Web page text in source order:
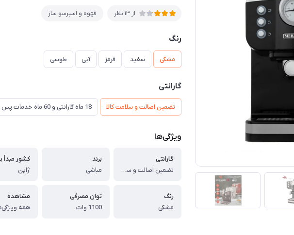
از 13 نظر قهوه و اسپرسو ساز
رنگ
مشکی سفید قرمز آبی طوسی
گارانتی
تضمین اصالت و سلامت کالا 18 ماه گارانتی و 60 ماه خدمات پس از فروش و ضمانت تعویض
ویژگی‌ها
گارانتی
تضمین اصالت و سلامت کالا (اورجینال)
برند
مباشی
کشور مبدأ
ژاپن
رنگ
مشکی
توان مصرفی
1100 وات
مشاهده
همه